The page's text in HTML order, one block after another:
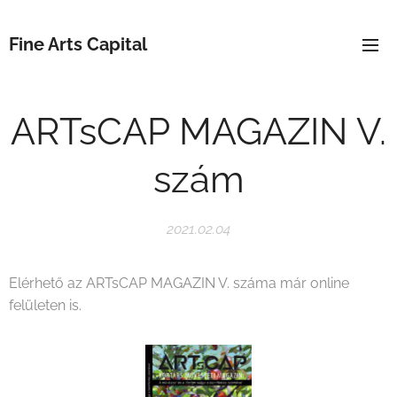
Fine Arts Capital
ARTsCAP MAGAZIN V.
szám
2021.02.04
Elérhető az ARTsCAP MAGAZIN V. száma már online
felületen is.